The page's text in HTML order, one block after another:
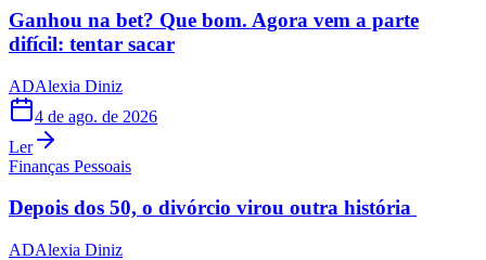
Ganhou na bet? Que bom. Agora vem a parte
difícil: tentar sacar
ADAlexia Diniz
4 de ago. de 2026
Ler
Finanças Pessoais
Depois dos 50, o divórcio virou outra história
ADAlexia Diniz